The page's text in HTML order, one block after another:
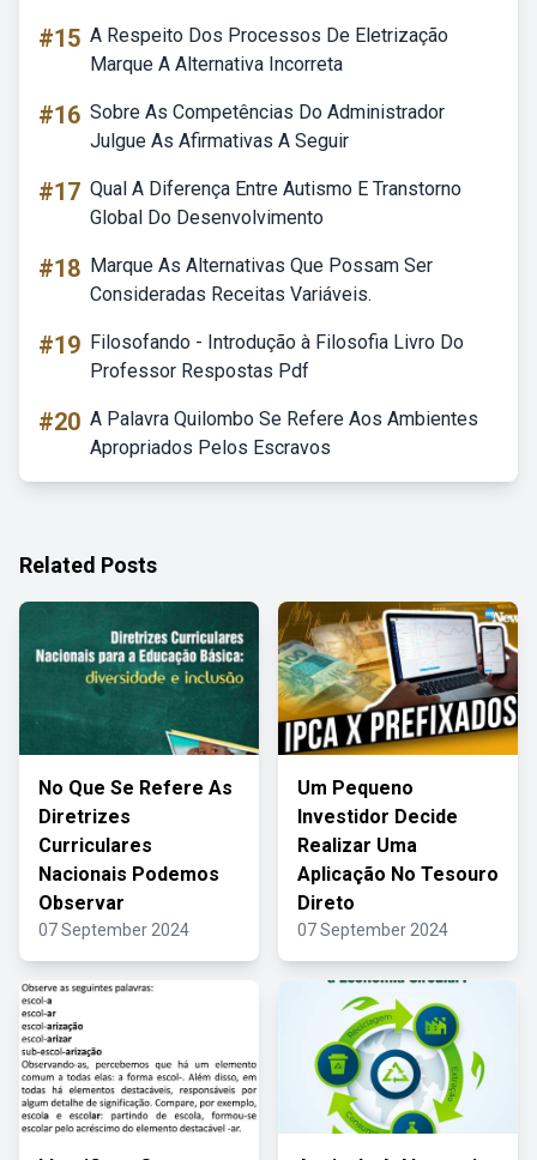
#15 A Respeito Dos Processos De Eletrização
Marque A Alternativa Incorreta
#16 Sobre As Competências Do Administrador
Julgue As Afirmativas A Seguir
#17 Qual A Diferença Entre Autismo E Transtorno
Global Do Desenvolvimento
#18 Marque As Alternativas Que Possam Ser
Consideradas Receitas Variáveis.
#19 Filosofando - Introdução à Filosofia Livro Do
Professor Respostas Pdf
#20 A Palavra Quilombo Se Refere Aos Ambientes
Apropriados Pelos Escravos
Related Posts
No Que Se Refere As
Diretrizes
Curriculares
Nacionais Podemos
Observar
07 September 2024
Um Pequeno
Investidor Decide
Realizar Uma
Aplicação No Tesouro
Direto
07 September 2024